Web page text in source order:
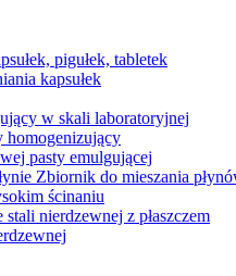
pigułek, tabletek
kapsułek
w skali laboratoryjnej
homogenizujący
pasty emulgującej
Zbiornik do mieszania
ścinaniu
nierdzewnej z płaszczem